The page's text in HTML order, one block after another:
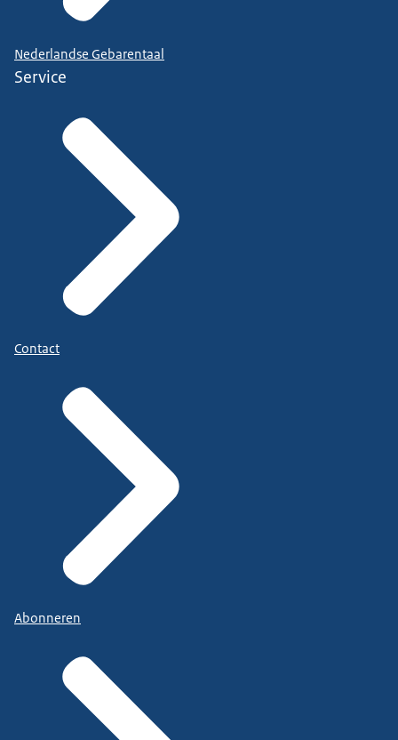
Nederlandse Gebarentaal
Service
Contact
Abonneren